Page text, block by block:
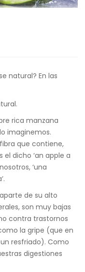
natural? En las
rica manzana
imaginemos.
que contiene,
dicho ‘an apple a
‘una
de su alto
son muy bajas
contra trastornos
la gripe (que en
resfriado). Como
digestiones